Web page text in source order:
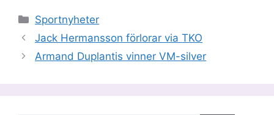
Kategorier
Sportnyheter
Jack Hermansson förlorar via TKO
Armand Duplantis vinner VM-silver